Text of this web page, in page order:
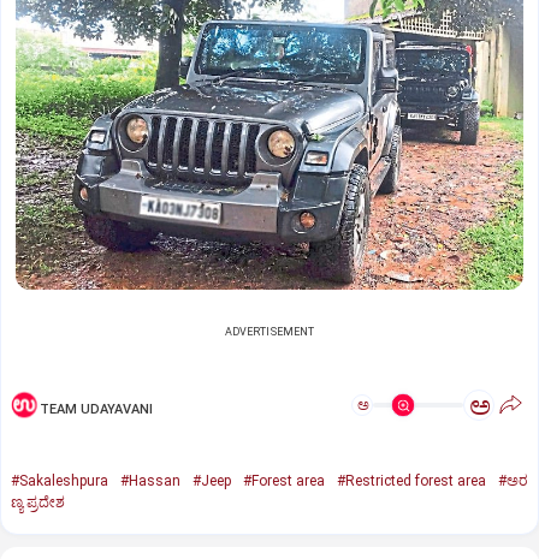
ADVERTISEMENT
TEAM UDAYAVANI ಅ ಅ
#Sakaleshpura #Hassan #Jeep #Forest area #Restricted forest area
#ಅರ
ಣ್ಯ ಪ್ರದೇಶ